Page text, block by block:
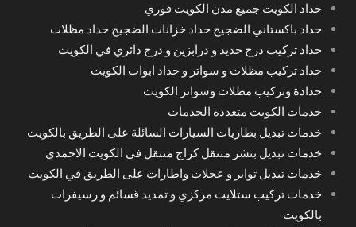
حداد الكويت جميع مدن الكويت فوري
حداد باكستاني الضجيج حداد خزانات الضجيج حداد مظلات
حداد تركيب درج حديد و درابزين و درج دائري في الكويت
حداد تركيب مظلات و سواتر و حداد ابواب الكويت
حدادة وتركيب مظلات وسواتر الكويت
خدمات الكويت متعددة الخدمات
خدمات تبديل بطاريات السيارات السائلة على الطريق بالكويت
خدمات تبديل بنشر متنقل كراج متنقل في الكويت الاحمدي
خدمات تبديل تواير و عجلات واطارات على الطريق في الكويت
خدمات تركيب ستلايت مركزي و تمديد قسائم و رسيفرات
بالكويت